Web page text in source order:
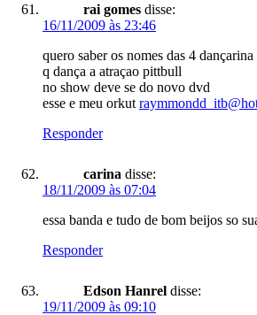
rai gomes disse:
16/11/2009 às 23:46
quero saber os nomes das 4 dançarina
q dança a atraçao pittbull
no show deve se do novo dvd
esse e meu orkut
Responder
carina disse:
18/11/2009 às 07:04
essa banda e tudo de bom beijos so
Responder
Edson Hanrel disse:
19/11/2009 às 09:10